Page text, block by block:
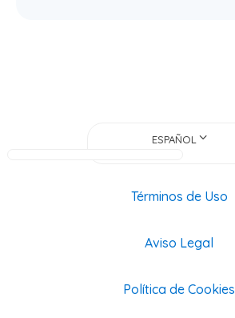
ESPAÑOL
Términos de Uso
Aviso Legal
Política de Cookies